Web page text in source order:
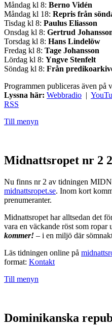
Måndag kl 8: Berno Vidén
Måndag kl 18: Repris från
Tisdag kl 8: Paulus Eliasson
Onsdag kl 8: Gertrud
Torsdag kl 8: Hans Lindelöw
Fredag kl 8: Tage Johansson
Lördag kl 8: Yngve Stenfelt
Söndag kl 8: Från
Programmen publiceras även på
Lyssna här: Webbradio |
RSS
Till menyn
Midnattsropet nr 2
Nu finns nr 2 av tidningen
midnattsropet.se. Inom kort
prenumeranter.
Midnattsropet har alltsedan det
vara en väckande röst som ropar
kommer! – i en miljö där
Läs tidningen online på
format: Kontakt
Till menyn
Dominikanska